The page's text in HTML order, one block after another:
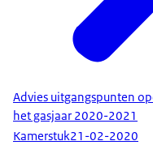
Advies uitgangspunten
het gasjaar 2020-2021
Kamerstuk21-02-2020